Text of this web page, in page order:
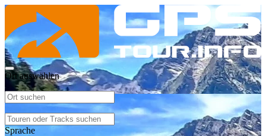
Ort auswählen
Sprache